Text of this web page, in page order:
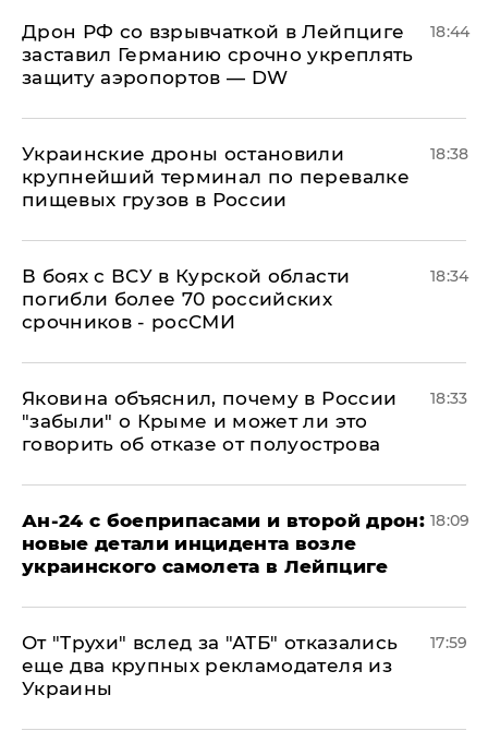
​Дрон РФ со взрывчаткой в Лейпциге
заставил Германию срочно укреплять
защиту аэропортов — DW
18:44
Украинские дроны остановили
крупнейший терминал по перевалке
пищевых грузов в России
18:38
В боях с ВСУ в Курской области
погибли более 70 российских
срочников - росСМИ
18:34
Яковина объяснил, почему в России
"забыли" о Крыме и может ли это
говорить об отказе от полуострова
18:33
Ан-24 с боеприпасами и второй дрон:
новые детали инцидента возле
украинского самолета в Лейпциге
18:09
От "Трухи" вслед за "АТБ" отказались
еще два крупных рекламодателя из
Украины
17:59